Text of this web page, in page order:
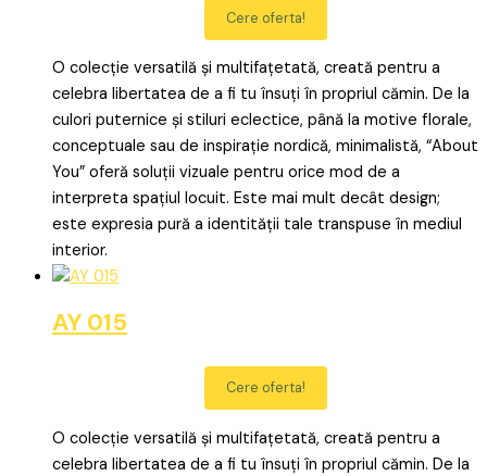
Cere oferta!
O colecție versatilă și multifațetată, creată pentru a
celebra libertatea de a fi tu însuți în propriul cămin. De la
culori puternice și stiluri eclectice, până la motive florale,
conceptuale sau de inspirație nordică, minimalistă, “About
You” oferă soluții vizuale pentru orice mod de a
interpreta spațiul locuit. Este mai mult decât design;
este expresia pură a identității tale transpuse în mediul
interior.
AY 015
Cere oferta!
O colecție versatilă și multifațetată, creată pentru a
celebra libertatea de a fi tu însuți în propriul cămin. De la